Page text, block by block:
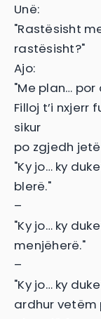
Unë:
"Rastësisht
rastësisht?"
Ajo:
"Me plan… por
Filloj t’i nxjerr
sikur
po zgjedh
"Ky jo… ky
blerë."
–
"Ky jo… ky
menjëherë."
–
"Ky jo… ky
ardhur vetëm